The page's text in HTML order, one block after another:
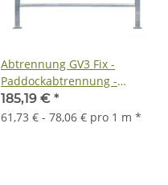
Abtrennung GV3 Fix -
Paddockabtrennung -
Stallabtrennung - zzgl.
Fracht
185,19 € *
61,73 € - 78,06 € pro 1 m *